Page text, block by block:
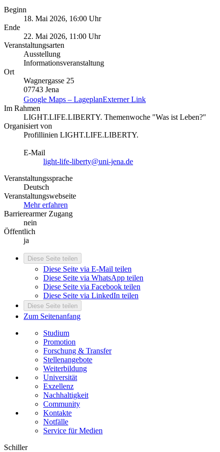
Beginn
18. Mai 2026, 16:00 Uhr
Ende
22. Mai 2026, 11:00 Uhr
Veranstaltungsarten
Ausstellung
Informationsveranstaltung
Ort
Wagnergasse 25
07743 Jena
Google Maps – LageplanExterner Link
Im Rahmen
LIGHT.LIFE.LIBERTY. Themenwoche "Was ist Leben?"
Organisiert von
Profillinien LIGHT.LIFE.LIBERTY.
E-Mail
light-life-liberty@uni-jena.de
Veranstaltungssprache
Deutsch
Veranstaltungswebseite
Mehr erfahren
Barrierearmer Zugang
nein
Öffentlich
ja
Diese Seite teilen
Diese Seite via E-Mail teilen
Diese Seite via WhatsApp teilen
Diese Seite via Facebook teilen
Diese Seite via LinkedIn teilen
Diese Seite teilen
Zum Seitenanfang
Studium
Promotion
Forschung & Transfer
Stellenangebote
Weiterbildung
Universität
Exzellenz
Nachhaltigkeit
Community
Kontakte
Notfälle
Service für Medien
Schiller